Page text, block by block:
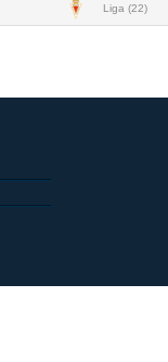
Liga (22)